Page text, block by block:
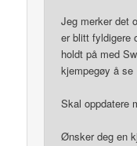
Jeg merker det
er blitt fyldigere
holdt på med
kjempegøy å se
Skal oppdatere
Ønsker deg en